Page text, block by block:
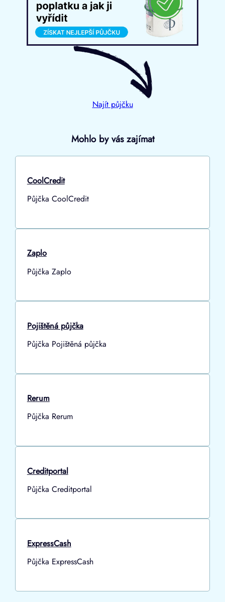
Najít půjčku
Mohlo by vás zajímat
CoolCredit
Půjčka CoolCredit
Zaplo
Půjčka Zaplo
Pojištěná půjčka
Půjčka Pojištěná půjčka
Rerum
Půjčka Rerum
Creditportal
Půjčka Creditportal
ExpressCash
Půjčka ExpressCash